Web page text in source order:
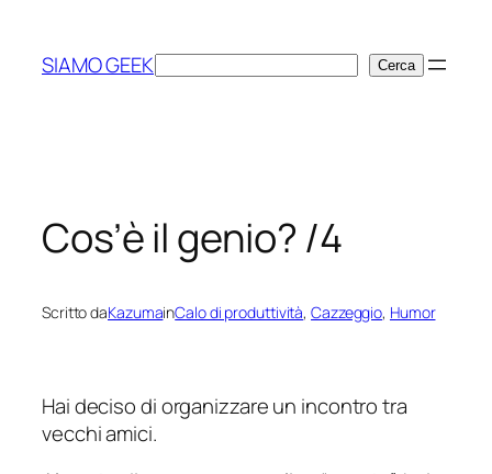
contenuto
SIAMO GEEKCerca Cerca
Cos’è il genio? /4
Scritto daKazumainCalo di produttività, Cazzeggio, Humor
Hai deciso di organizzare un incontro tra
vecchi amici.